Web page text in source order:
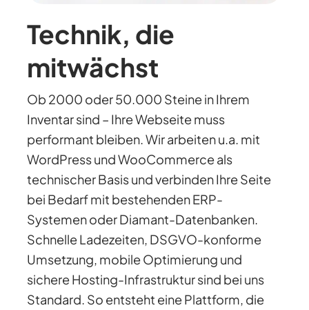
Technik, die
mitwächst
Ob 2000 oder 50.000 Steine in Ihrem
Inventar sind – Ihre Webseite muss
performant bleiben. Wir arbeiten u.a. mit
WordPress und WooCommerce als
technischer Basis und verbinden Ihre Seite
bei Bedarf mit bestehenden ERP-
Systemen oder Diamant-Datenbanken.
Schnelle Ladezeiten, DSGVO-konforme
Umsetzung, mobile Optimierung und
sichere Hosting-Infrastruktur sind bei uns
Standard. So entsteht eine Plattform, die